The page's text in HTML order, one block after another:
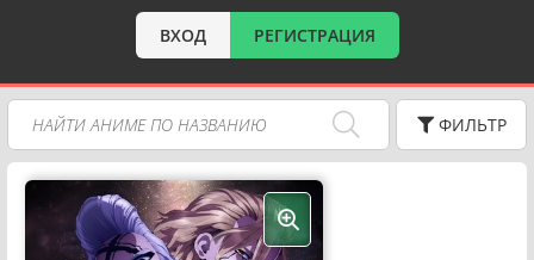
ВХОД РЕГИСТРАЦИЯ
ФИЛЬТР